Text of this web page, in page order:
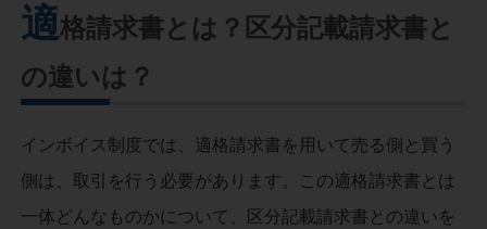
適格請求書とは？区分記載請求書と
の違いは？
インボイス制度では、適格請求書を用いて売る側と買う
側は、取引を行う必要があります。この適格請求書とは
一体どんなものかについて、区分記載請求書との違いを